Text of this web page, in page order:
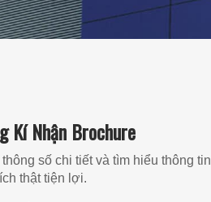
Kí Nhận Brochure
thông số chi tiết và tìm hiểu thông tin
thật tiện lợi.